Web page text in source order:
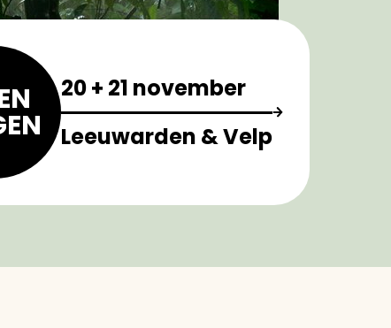
20 + 21 november
Leeuwarden & Velp